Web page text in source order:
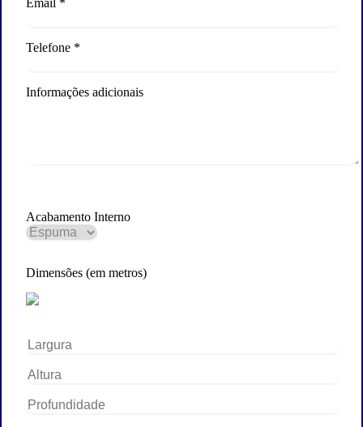
Email *
Telefone *
Informações adicionais
Acabamento Interno
Dimensões (em metros)